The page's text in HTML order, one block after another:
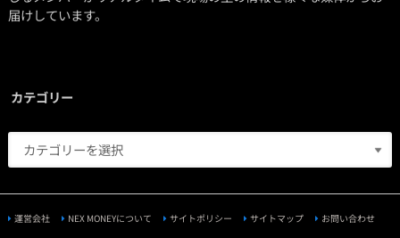
届けしています。
カテゴリー
運営会社 NEX MONEYについて サイトポリシー サイトマップ お問い合わせ